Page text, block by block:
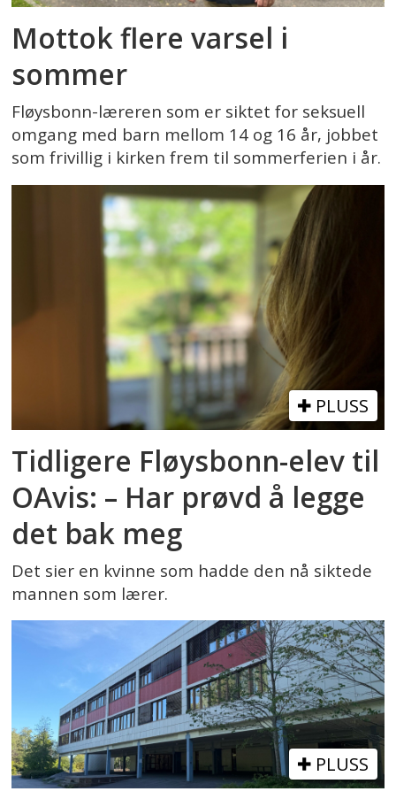
Mottok flere varsel i
sommer
Fløysbonn-læreren som er siktet for seksuell
omgang med barn mellom 14 og 16 år, jobbet
som frivillig i kirken frem til sommerferien i år.
PLUSS
Tidligere Fløysbonn-elev til
OAvis: – Har prøvd å legge
det bak meg
Det sier en kvinne som hadde den nå siktede
mannen som lærer.
PLUSS